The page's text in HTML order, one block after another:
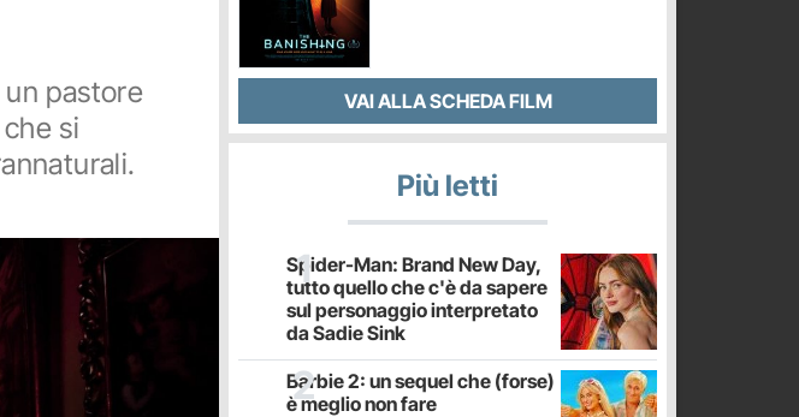
pastore
si
VAI ALLA SCHEDA FILM
Più letti
Spider-Man: Brand New Day,
tutto quello che c'è da sapere
sul personaggio interpretato
da Sadie Sink
Barbie 2: un sequel che (forse)
è meglio non fare